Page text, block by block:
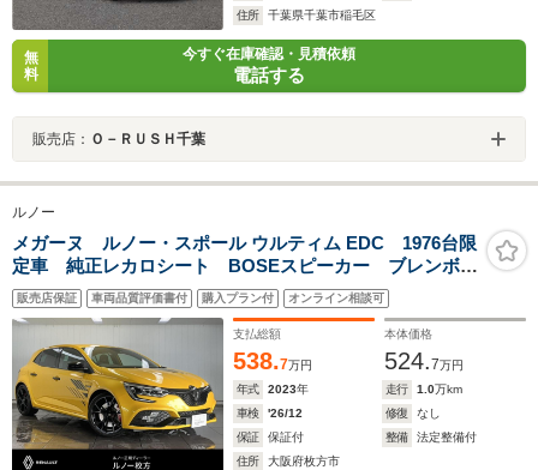
住所
千葉県千葉市稲毛区
無
料
今すぐ在庫確認・見積依頼
電話する
販売店： Ｏ－ＲＵＳＨ千葉
ルノー
メガーヌ ルノー・スポール ウルティム EDC 1976台限
定車 純正レカロシート BOSEスピーカー ブレンボブ
レーキキャリパー AppleCarplay Bluetooth LEDヘ
ッドライト バックカメラ 前面衝突警報 ACC 純正
19AW 認定中古車保証
販売店保証 車両品質評価書付 購入プラン付 オンライン相談可
支払総額
538.7万円
本体価格
524.7万円
年式
2023年 走行 1.0万km
車検
'26/12 修復
なし
保証
保証付 整備
法定整備付
住所
大阪府枚方市